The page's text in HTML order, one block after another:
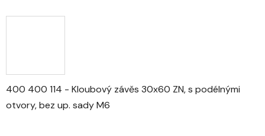
400 400 114 - Kloubový závěs 30x60 ZN, s podélnými
otvory, bez up. sady M6